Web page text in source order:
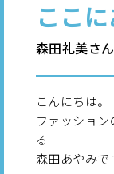
ここ
森田礼美さん
こんにちは。
ファッショ
る
森田あやみで